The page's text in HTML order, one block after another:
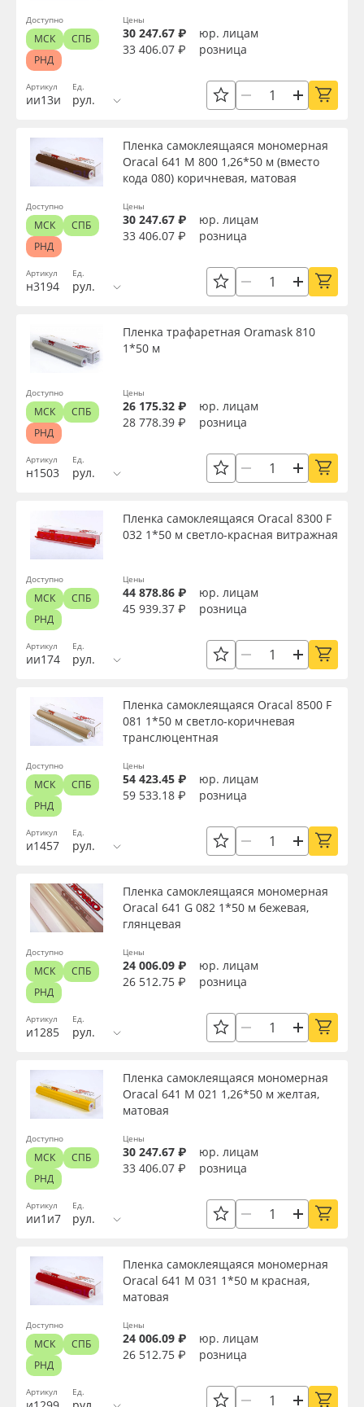
Артикул
ии13и
Ед.
рул.
Цены
30 247.67 ₽
юр. лицам
33 406.07 ₽
розница
Доступно
МСК
СПБ
РНД
Артикул
н3194
Пленка самоклеящаяся мономерная
Oracal 641 M 800 1,26*50 м (вместо
кода 080) коричневая, матовая
Ед.
рул.
Цены
30 247.67 ₽
юр. лицам
33 406.07 ₽
розница
Доступно
МСК
СПБ
РНД
Артикул
н1503
Пленка трафаретная Oramask 810
1*50 м
Ед.
рул.
Цены
26 175.32 ₽
юр. лицам
28 778.39 ₽
розница
Доступно
МСК
СПБ
РНД
Артикул
ии174
Пленка самоклеящаяся Oracal 8300 F
032 1*50 м светло-красная витражная
Ед.
рул.
Цены
44 878.86 ₽
юр. лицам
45 939.37 ₽
розница
Доступно
МСК
СПБ
РНД
Артикул
и1457
Пленка самоклеящаяся Oracal 8500 F
081 1*50 м светло-коричневая
транслюцентная
Ед.
рул.
Цены
54 423.45 ₽
юр. лицам
59 533.18 ₽
розница
Доступно
МСК
СПБ
РНД
Артикул
и1285
Пленка самоклеящаяся мономерная
Oracal 641 G 082 1*50 м бежевая,
глянцевая
Ед.
рул.
Цены
24 006.09 ₽
юр. лицам
26 512.75 ₽
розница
Доступно
МСК
СПБ
РНД
Артикул
ии1и7
Пленка самоклеящаяся мономерная
Oracal 641 M 021 1,26*50 м желтая,
матовая
Ед.
рул.
Цены
30 247.67 ₽
юр. лицам
33 406.07 ₽
розница
Доступно
МСК
СПБ
РНД
Артикул
Пленка самоклеящаяся мономерная
Oracal 641 M 031 1*50 м красная,
матовая
Ед.
Цены
24 006.09 ₽
юр. лицам
26 512.75 ₽
розница
Доступно
МСК
СПБ
РНД